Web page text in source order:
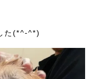
た(*^-^*)